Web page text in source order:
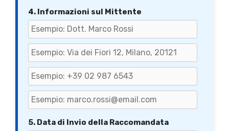
4. Informazioni sul Mittente
5. Data di Invio della Raccomandata